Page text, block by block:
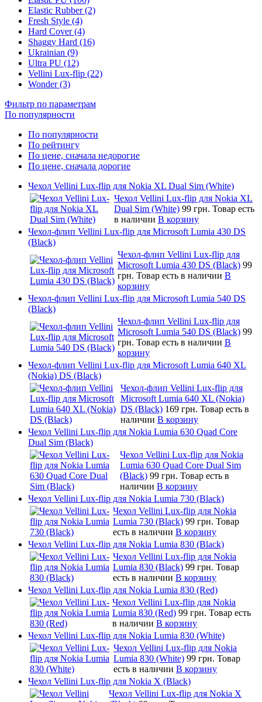
Elastic Rubber (2)
Fresh Style (4)
Hard Cover (4)
Shaggy Hard (16)
Ukrainian (9)
Ultra PU (12)
Vellini Lux-flip (22)
Wonder (3)
Фильтр по параметрам
По популярности
По популярности
По рейтингу
По цене, сначала недорогие
По цене, сначала дорогие
Чехол Vellini Lux-flip для Nokia XL Dual Sim (White)
Чехол Vellini Lux-flip для Nokia XL
Dual Sim (White) 99 грн. Товар есть
в наличии В корзину
Чехол-флип Vellini Lux-flip для Microsoft Lumia 430 DS
(Black)
Чехол-флип Vellini Lux-flip для
Microsoft Lumia 430 DS (Black) 99
грн. Товар есть в наличии В
корзину
Чехол-флип Vellini Lux-flip для Microsoft Lumia 540 DS
(Black)
Чехол-флип Vellini Lux-flip для
Microsoft Lumia 540 DS (Black) 99
грн. Товар есть в наличии В
корзину
Чехол-флип Vellini Lux-flip для Microsoft Lumia 640 XL
(Nokia) DS (Black)
Чехол-флип Vellini Lux-flip для
Microsoft Lumia 640 XL (Nokia)
DS (Black) 169 грн. Товар есть в
наличии В корзину
Чехол Vellini Lux-flip для Nokia Lumia 630 Quad Core
Dual Sim (Black)
Чехол Vellini Lux-flip для Nokia
Lumia 630 Quad Core Dual Sim
(Black) 99 грн. Товар есть в
наличии В корзину
Чехол Vellini Lux-flip для Nokia Lumia 730 (Black)
Чехол Vellini Lux-flip для Nokia
Lumia 730 (Black) 99 грн. Товар
есть в наличии В корзину
Чехол Vellini Lux-flip для Nokia Lumia 830 (Black)
Чехол Vellini Lux-flip для Nokia
Lumia 830 (Black) 99 грн. Товар
есть в наличии В корзину
Чехол Vellini Lux-flip для Nokia Lumia 830 (Red)
Чехол Vellini Lux-flip для Nokia
Lumia 830 (Red) 99 грн. Товар есть
в наличии В корзину
Чехол Vellini Lux-flip для Nokia Lumia 830 (White)
Чехол Vellini Lux-flip для Nokia
Lumia 830 (White) 99 грн. Товар
есть в наличии В корзину
Чехол Vellini Lux-flip для Nokia X (Black)
Чехол Vellini Lux-flip для Nokia X